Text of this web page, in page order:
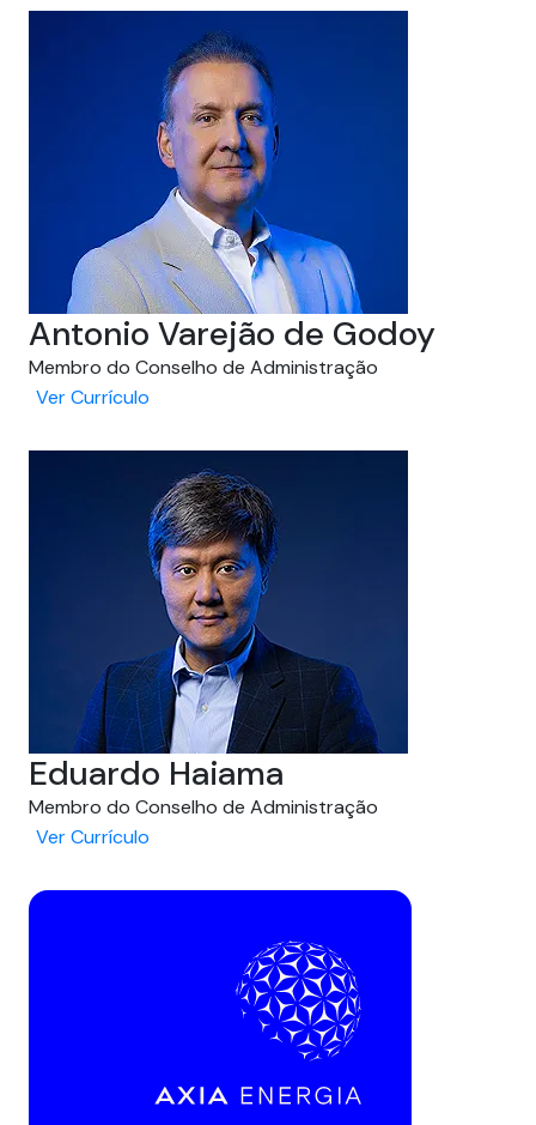
Antonio Varejão de Godoy
Membro do Conselho de Administração
Ver Currículo
Eduardo Haiama
Membro do Conselho de Administração
Ver Currículo